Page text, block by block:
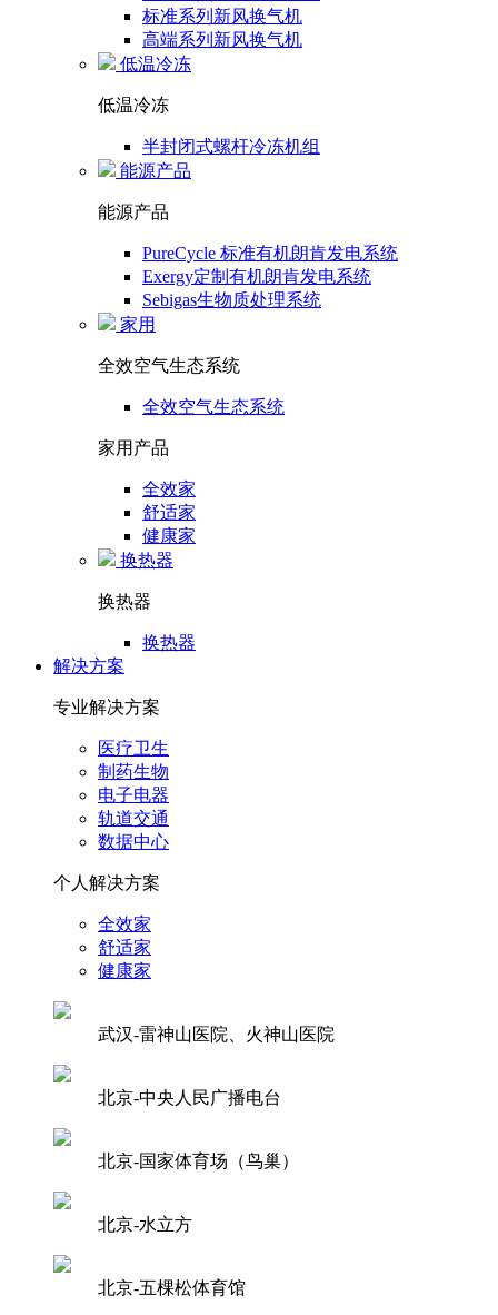
标准系列新风换气机
高端系列新风换气机
低温冷冻
低温冷冻
半封闭式螺杆冷冻机组
能源产品
能源产品
PureCycle 标准有机朗肯发电系统
Exergy定制有机朗肯发电系统
Sebigas生物质处理系统
家用
全效空气生态系统
全效空气生态系统
家用产品
全效家
舒适家
健康家
换热器
换热器
换热器
解决方案
专业解决方案
医疗卫生
制药生物
电子电器
轨道交通
数据中心
个人解决方案
全效家
舒适家
健康家
武汉-雷神山医院、火神山医院
北京-中央人民广播电台
北京-国家体育场（鸟巢）
北京-水立方
北京-五棵松体育馆